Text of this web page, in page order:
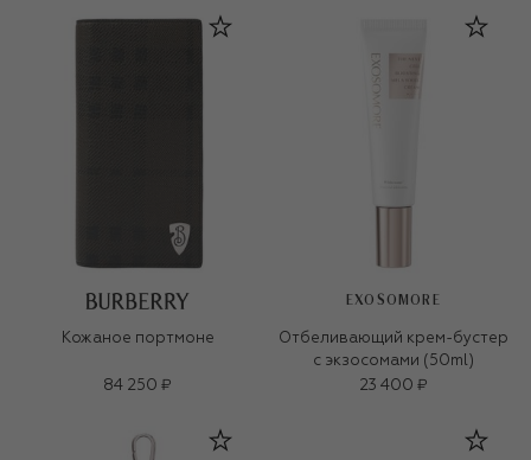
Кожаное портмоне
84 250 ₽
EXOSOMORE
Отбеливающий крем-бустер
с экзосомами (50ml)
23 400 ₽